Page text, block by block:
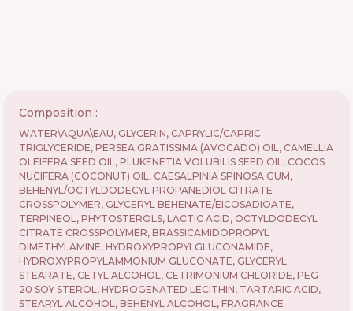
Composition :
WATER\AQUA\EAU, GLYCERIN, CAPRYLIC/CAPRIC
TRIGLYCERIDE, PERSEA GRATISSIMA (AVOCADO) OIL, CAMELLIA
OLEIFERA SEED OIL, PLUKENETIA VOLUBILIS SEED OIL, COCOS
NUCIFERA (COCONUT) OIL, CAESALPINIA SPINOSA GUM,
BEHENYL/OCTYLDODECYL PROPANEDIOL CITRATE
CROSSPOLYMER, GLYCERYL BEHENATE/EICOSADIOATE,
TERPINEOL, PHYTOSTEROLS, LACTIC ACID, OCTYLDODECYL
CITRATE CROSSPOLYMER, BRASSICAMIDOPROPYL
DIMETHYLAMINE, HYDROXYPROPYLGLUCONAMIDE,
HYDROXYPROPYLAMMONIUM GLUCONATE, GLYCERYL
STEARATE, CETYL ALCOHOL, CETRIMONIUM CHLORIDE, PEG-
20 SOY STEROL, HYDROGENATED LECITHIN, TARTARIC ACID,
STEARYL ALCOHOL, BEHENYL ALCOHOL, FRAGRANCE